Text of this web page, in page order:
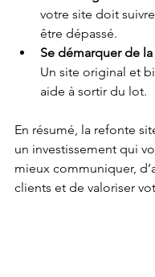
votre site doit
être dépassé.
Se démarquer de
Un site original et
aide à sortir du lot.
En résumé, la refonte
un investissement qui
mieux communiquer,
clients et de valoriser